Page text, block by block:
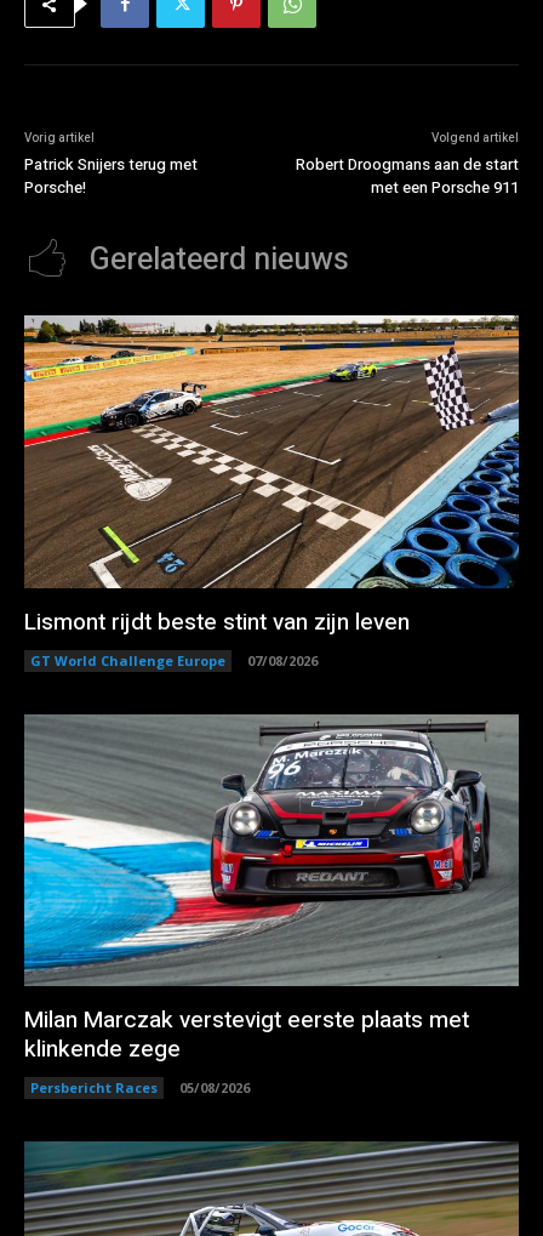
Vorig artikel
Patrick Snijers terug met
Porsche!
Volgend artikel
Robert Droogmans aan de start
met een Porsche 911
Gerelateerd nieuws
Lismont rijdt beste stint van zijn leven
GT World Challenge Europe 07/08/2026
Milan Marczak verstevigt eerste plaats met
klinkende zege
Persbericht Races 05/08/2026